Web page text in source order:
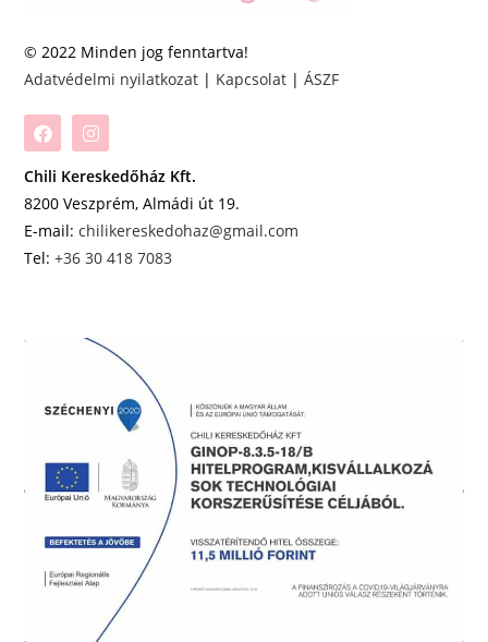
© 2022 Minden jog fenntartva!
Adatvédelmi nyilatkozat | Kapcsolat |ÁSZF
Chili Kereskedőház Kft.
8200 Veszprém, Almádi út 19.
E-mail:chilikereskedohaz@gmail.com
Tel:+36 30 418 7083